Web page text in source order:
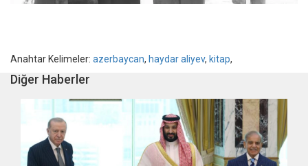
Anahtar Kelimeler: azerbaycan, haydar aliyev, kitap,
Diğer Haberler